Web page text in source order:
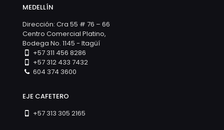
MEDELLÍN
Dirección: Cra 55 # 76 – 66
Centro Comercial Platino,
Bodega No. 1145 - Itagüí
+57 311 456 8286
+57 312 433 7432
604 374 3600
EJE CAFETERO
+57 313 305 2165